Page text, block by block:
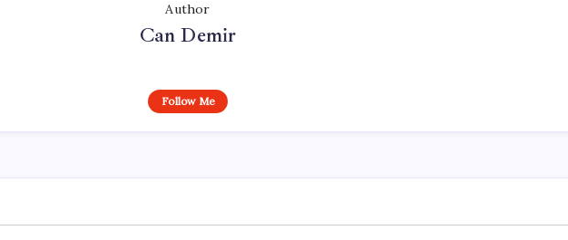
Author
Can Demir
Follow Me